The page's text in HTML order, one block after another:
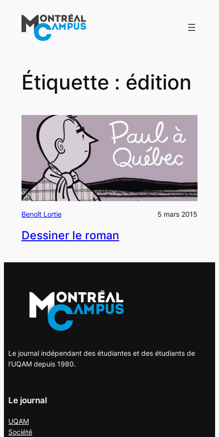
contenu
Étiquette : édition
Benoît Lortie 5 mars 2015
Dessiner le roman
Le journal indépendant des étudiantes et des étudiants de
l'UQAM depuis 1980.
Le journal
UQAM
Société